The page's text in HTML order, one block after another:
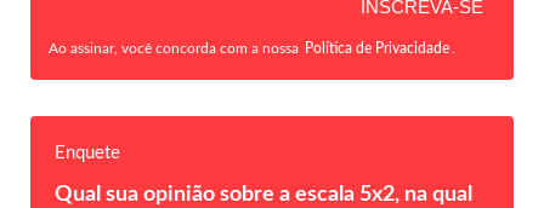
Ao assinar, você concorda com a nossa Política de Privacidade
Enquete
Qual sua opinião sobre a escala 5x2, na qual